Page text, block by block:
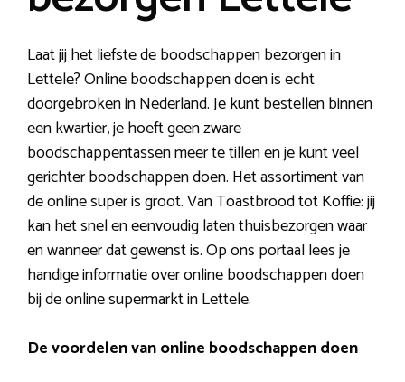
Laat jij het liefste de boodschappen bezorgen in
Lettele? Online boodschappen doen is echt
doorgebroken in Nederland. Je kunt bestellen binnen
een kwartier, je hoeft geen zware
boodschappentassen meer te tillen en je kunt veel
gerichter boodschappen doen. Het assortiment van
de online super is groot. Van Toastbrood tot Koffie: jij
kan het snel en eenvoudig laten thuisbezorgen waar
en wanneer dat gewenst is. Op ons portaal lees je
handige informatie over online boodschappen doen
bij de online supermarkt in Lettele.
De voordelen van online boodschappen doen